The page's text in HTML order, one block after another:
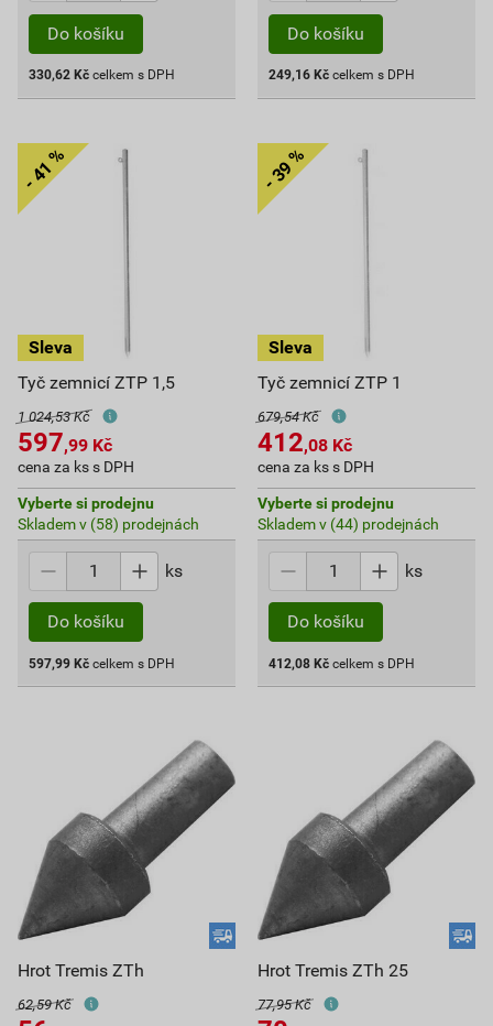
Do košíku
330,62 Kč celkem s DPH
Do košíku
249,16 Kč celkem s DPH
Tyč zemnicí ZTP 1,5
1 024,53 Kč
597,99 Kč
cena za ks s DPH
Vyberte si prodejnu
Skladem v (58) prodejnách
ks
Do košíku
597,99 Kč celkem s DPH
Tyč zemnicí ZTP 1
679,54 Kč
412,08 Kč
cena za ks s DPH
Vyberte si prodejnu
Skladem v (44) prodejnách
ks
Do košíku
412,08 Kč celkem s DPH
Hrot Tremis ZTh
62,59 Kč
Hrot Tremis ZTh 25
77,95 Kč